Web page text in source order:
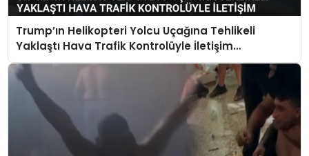
Trump’ın Helikopteri Yolcu Uçağına Tehlikeli
Yaklaştı Hava Trafik Kontrolüyle İletişim
Kurulamadı